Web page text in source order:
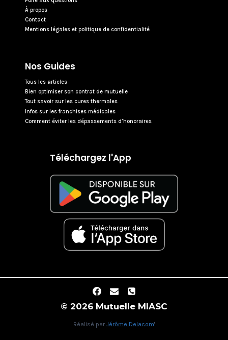
À propos
Contact
Mentions légales et politique de confidentialité
Nos Guides
Tous les articles
Bien optimiser son contrat de mutuelle
Tout savoir sur les cures thermales
Infos sur les franchises médicales
Comment éviter les dépassements d’honoraires
Téléchargez l'App
© 2026 Mutuelle MIASC
Réalisé par Jérôme Delacom'